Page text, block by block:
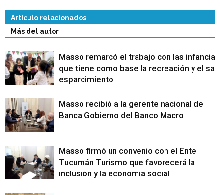
Artículo relacionados
Más del autor
Masso remarcó el trabajo con las infancias
que tiene como base la recreación y el
esparcimiento
Masso recibió a la gerente nacional de
Banca Gobierno del Banco Macro
Masso firmó un convenio con el Ente
Tucumán Turismo que favorecerá la
inclusión y la economía social